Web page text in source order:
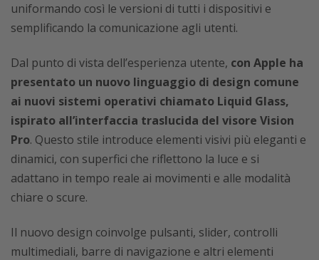
uniformando così le versioni di tutti i dispositivi e
semplificando la comunicazione agli utenti.
Dal punto di vista dell’esperienza utente, con Apple ha
presentato un nuovo linguaggio di design comune
ai nuovi sistemi operativi chiamato Liquid Glass,
ispirato all’interfaccia traslucida del visore Vision
Pro. Questo stile introduce elementi visivi più eleganti e
dinamici, con superfici che riflettono la luce e si
adattano in tempo reale ai movimenti e alle modalità
chiare o scure.
Il nuovo design coinvolge pulsanti, slider, controlli
multimediali, barre di navigazione e altri elementi